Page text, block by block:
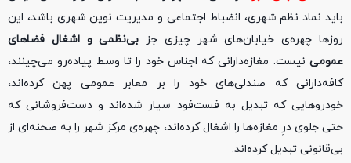
باید نماد نظم شهری، انضباط اجتماعی و مدیریت نوین شهری باشد، این
روزها چهره‌ی خیابان‌های شهر چیزی جز بی‌نظمی و اشغال فضاهای
عمومی نیست. مغازه‌دارانی که اجناس خود را تا وسط پیاده‌رو می‌چینند،
کافه‌دارانی که صندلی‌های خود را بر معابر عمومی پهن کرده‌اند،
خودروهایی که تبدیل به فست‌فود سیار شده‌اند و دست‌فروشانی که
حتی جلوی درِ مغازه‌ها را اشغال کرده‌اند، چهره‌ی مرکز شهر را به صحنه‌ای از
بی‌قانونی تبدیل کرده‌اند.